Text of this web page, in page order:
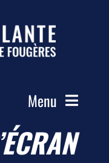
Menu